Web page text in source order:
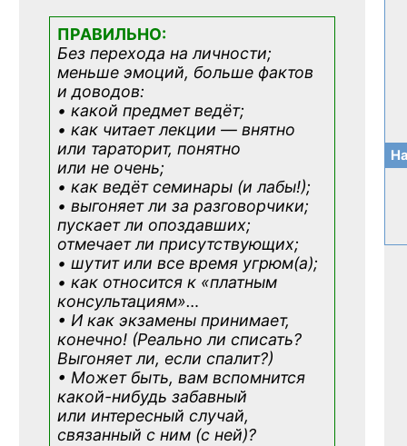
ПРАВИЛЬНО:
Без перехода на личности;
меньше эмоций, больше фактов
и доводов:
• какой предмет ведёт;
• как читает лекции — внятно
или тараторит, понятно
или не очень;
• как ведёт семинары (и лабы!);
• выгоняет ли за разговорчики;
пускает ли опоздавших;
отмечает ли присутствующих;
• шутит или все время угрюм(а);
• как относится к «платным
консультациям»…
• И как экзамены принимает,
конечно! (Реально ли списать?
Выгоняет ли, если спалит?)
• Может быть, вам вспомнится
какой-нибудь забавный
или интересный случай,
связанный с ним (с ней)?